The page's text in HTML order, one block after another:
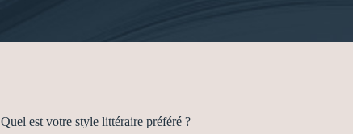
Quel est votre style littéraire préféré ?